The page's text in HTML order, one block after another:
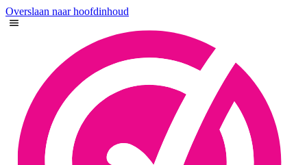
Overslaan naar hoofdinhoud